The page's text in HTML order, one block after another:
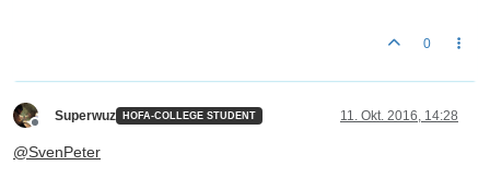
0
Superwuz HOFA-COLLEGE STUDENT 11. Okt. 2016, 14:28
@SvenPeter